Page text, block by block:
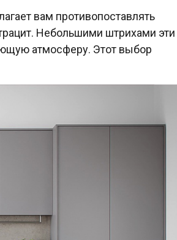
вам противопоставлять
Небольшими штрихами эти
атмосферу. Этот выбор